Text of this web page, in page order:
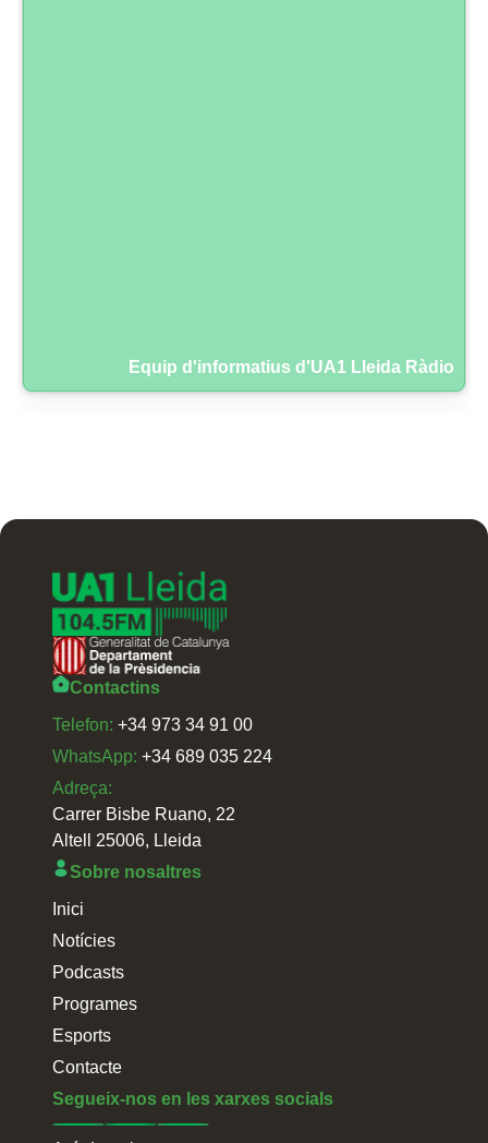
Equip d'informatius d'UA1 Lleida Ràdio
Contactins
Telefon: +34 973 34 91 00
WhatsApp: +34 689 035 224
Adreça:
Carrer Bisbe Ruano, 22
Altell 25006, Lleida
Sobre nosaltres
Inici
Notícies
Podcasts
Programes
Esports
Contacte
Segueix-nos en les xarxes socials